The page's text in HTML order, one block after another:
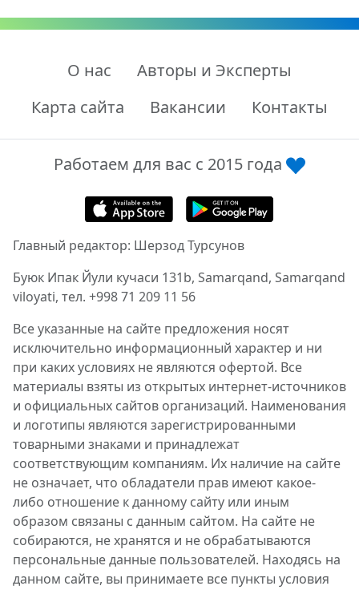
О нас
Авторы и Эксперты
Карта сайта
Вакансии Контакты
Работаем для вас с 2015 года
Главный редактор: Шерзод Турсунов
Буюк Ипак Йули кучаси 131b, Samarqand, Samarqand
viloyati, тел. +998 71 209 11 56
Все указанные на сайте предложения носят
исключительно информационный характер и ни
при каких условиях не являются офертой. Все
материалы взяты из открытых интернет-источников
и официальных сайтов организаций. Наименования
и логотипы являются зарегистрированными
товарными знаками и принадлежат
соответствующим компаниям. Их наличие на сайте
не означает, что обладатели прав имеют какое-
либо отношение к данному сайту или иным
образом связаны с данным сайтом. На сайте не
собираются, не хранятся и не обрабатываются
персональные данные пользователей. Находясь на
данном сайте, вы принимаете все пункты условия